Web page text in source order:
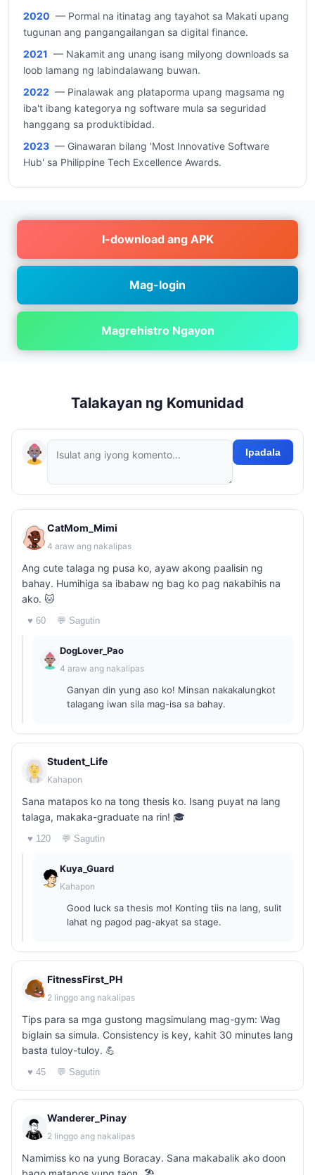
2020 — Pormal na itinatag ang tayahot sa Makati upang
tugunan ang pangangailangan sa digital finance.
2021 — Nakamit ang unang isang milyong downloads sa
loob lamang ng labindalawang buwan.
2022 — Pinalawak ang plataporma upang magsama ng
iba't ibang kategorya ng software mula sa seguridad
hanggang sa produktibidad.
2023 — Ginawaran bilang 'Most Innovative Software
Hub' sa Philippine Tech Excellence Awards.
I-download ang APK
Mag-login
Magrehistro Ngayon
Talakayan ng Komunidad
Ipadala
CatMom_Mimi
4 araw ang nakalipas
Ang cute talaga ng pusa ko, ayaw akong paalisin ng
bahay. Humihiga sa ibabaw ng bag ko pag nakabihis na
ako. 🐱
♥ 60 💬 Sagutin
DogLover_Pao
4 araw ang nakalipas
Ganyan din yung aso ko! Minsan nakakalungkot
talagang iwan sila mag-isa sa bahay.
Student_Life
Kahapon
Sana matapos ko na tong thesis ko. Isang puyat na lang
talaga, makaka-graduate na rin! 🎓
♥ 120 💬 Sagutin
Kuya_Guard
Kahapon
Good luck sa thesis mo! Konting tiis na lang, sulit
lahat ng pagod pag-akyat sa stage.
FitnessFirst_PH
2 linggo ang nakalipas
Tips para sa mga gustong magsimulang mag-gym: Wag
biglain sa simula. Consistency is key, kahit 30 minutes lang
basta tuloy-tuloy. 💪
♥ 45 💬 Sagutin
Wanderer_Pinay
2 linggo ang nakalipas
Namimiss ko na yung Boracay. Sana makabalik ako doon